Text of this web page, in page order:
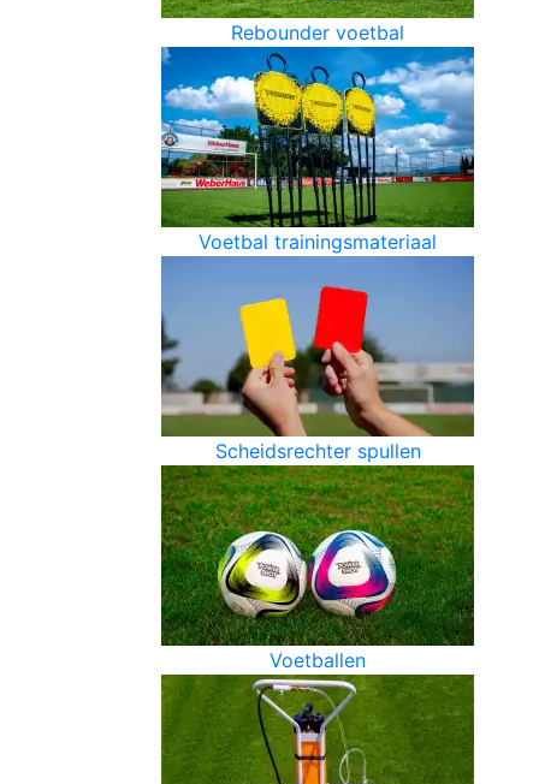
Rebounder voetbal
Voetbal trainingsmateriaal
Scheidsrechter spullen
Voetballen